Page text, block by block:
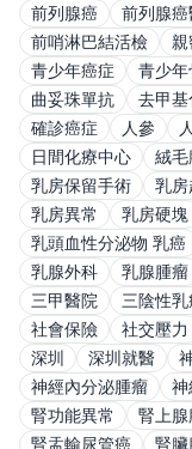
前列腺癌
前列腺
前哨淋巴結活檢
青少年癌症
青少
曲妥珠單抗
去甲
確診癌症
人參
日間化療中心
絨
乳房保留手術
乳
乳房異常
乳房硬塊
乳頭血性分泌物 乳癌
乳腺外科
乳腺腫瘤
三甲醫院
三陰性
社會保險
社交壓力
深圳
深圳就醫
神經內分泌腫瘤
腎功能異常
腎上
腎盂輸尿管癌
腎